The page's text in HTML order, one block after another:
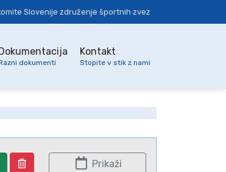
Slovenije združenje športnih zvez
dokumenti
Kontakt
Stopite v stik z nami
Prikaži